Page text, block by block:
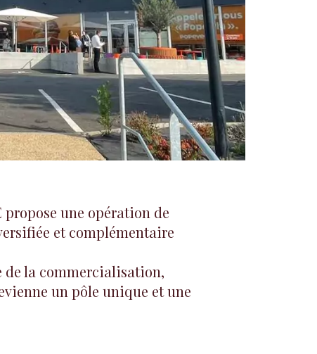
une opération de
et complémentaire
la commercialisation,
un pôle unique et une